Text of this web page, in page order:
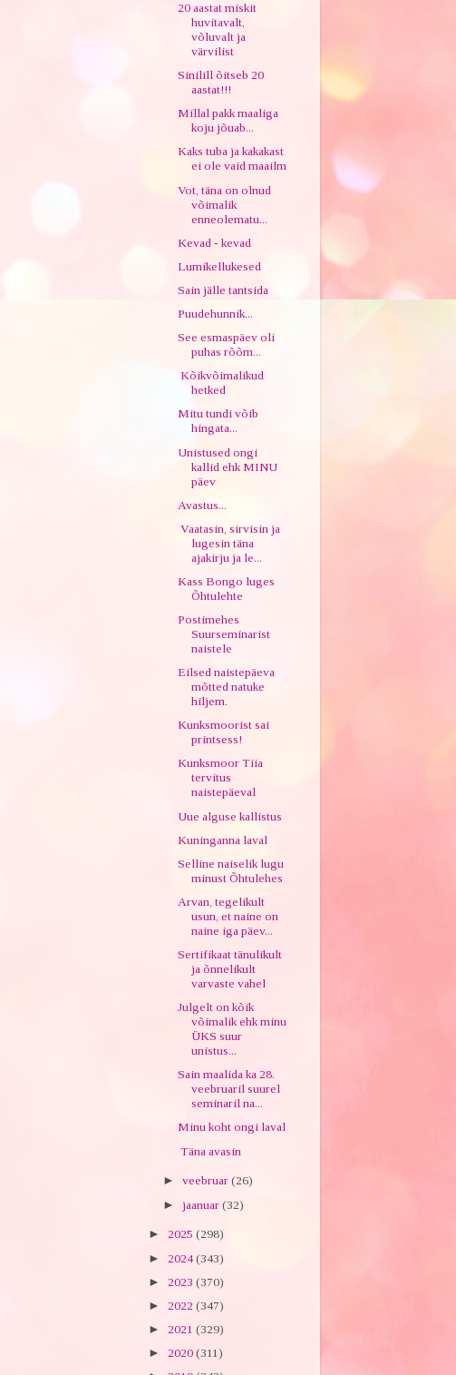
20 aastat miskit
huvitavalt,
võluvalt ja
värvilist
Sinilill õitseb 20
aastat!!!
Millal pakk maaliga
koju jõuab...
Kaks tuba ja kakakast
ei ole vaid maailm
Vot, täna on olnud
võimalik
enneolematu...
Kevad - kevad
Lumikellukesed
Sain jälle tantsida
Puudehunnik...
See esmaspäev oli
puhas rõõm...
Kõikvõimalikud
hetked
Mitu tundi võib
hingata...
Unistused ongi
kallid ehk MINU
päev
Avastus...
Vaatasin, sirvisin ja
lugesin täna
ajakirju ja le...
Kass Bongo luges
Õhtulehte
Postimehes
Suurseminarist
naistele
Eilsed naistepäeva
mõtted natuke
hiljem.
Kunksmoorist sai
printsess!
Kunksmoor Tiia
tervitus
naistepäeval
Uue alguse kallistus
Kuninganna laval
Selline naiselik lugu
minust Õhtulehes
Arvan, tegelikult
usun, et naine on
naine iga päev...
Sertifikaat tänulikult
ja õnnelikult
varvaste vahel
Julgelt on kõik
võimalik ehk minu
ÜKS suur
unistus...
Sain maalida ka 28.
veebruaril suurel
seminaril na...
Minu koht ongi laval
Täna avasin
► veebruar (26)
► jaanuar (32)
► 2025 (298)
► 2024(343)
► 2023 (370)
► 2022 (347)
► 2021 (329)
► 2020 (311)